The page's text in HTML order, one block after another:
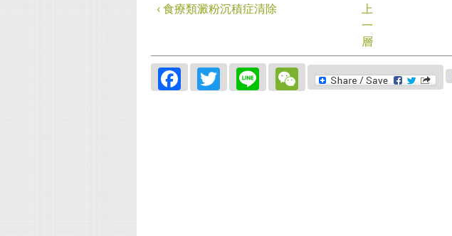
‹ 食療類澱粉沉積症清除
上
一
層
Facebook
Twitter
Line WeChat